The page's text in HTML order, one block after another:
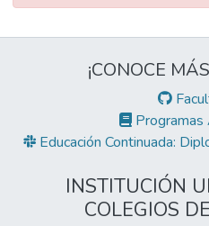
¡CONOCE
Programas
Educación Continuada:
INSTITUCIÓN
COLEGIOS